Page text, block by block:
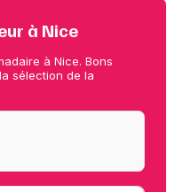
à Nice
à Nice. Bons
sélection de la